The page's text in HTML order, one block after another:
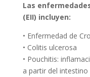
Las
(EII) incluyen:
• Enfermedad de
• Colitis ulcerosa
• Pouchitis:
a partir del